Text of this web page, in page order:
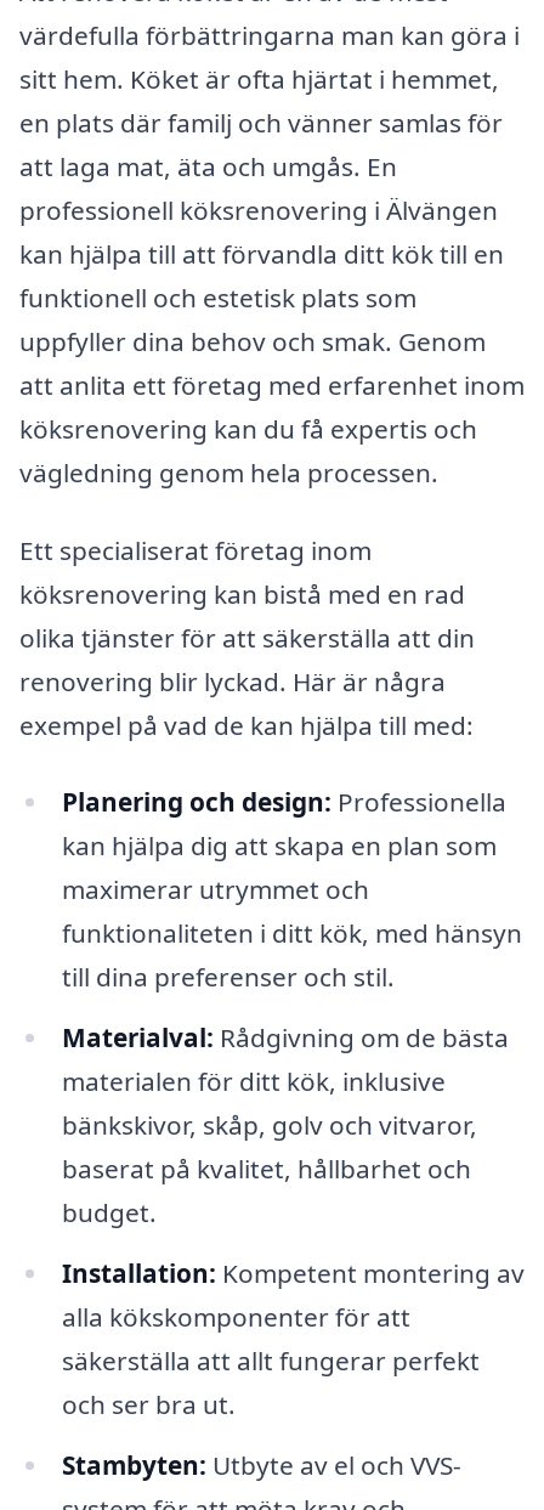
värdefulla förbättringarna man kan göra i
sitt hem. Köket är ofta hjärtat i hemmet,
en plats där familj och vänner samlas för
att laga mat, äta och umgås. En
professionell köksrenovering i Älvängen
kan hjälpa till att förvandla ditt kök till en
funktionell och estetisk plats som
uppfyller dina behov och smak. Genom
att anlita ett företag med erfarenhet inom
köksrenovering kan du få expertis och
vägledning genom hela processen.
Ett specialiserat företag inom
köksrenovering kan bistå med en rad
olika tjänster för att säkerställa att din
renovering blir lyckad. Här är några
exempel på vad de kan hjälpa till med:
Planering och design: Professionella
kan hjälpa dig att skapa en plan som
maximerar utrymmet och
funktionaliteten i ditt kök, med hänsyn
till dina preferenser och stil.
Materialval: Rådgivning om de bästa
materialen för ditt kök, inklusive
bänkskivor, skåp, golv och vitvaror,
baserat på kvalitet, hållbarhet och
budget.
Installation: Kompetent montering av
alla kökskomponenter för att
säkerställa att allt fungerar perfekt
och ser bra ut.
Stambyten: Utbyte av el och VVS-